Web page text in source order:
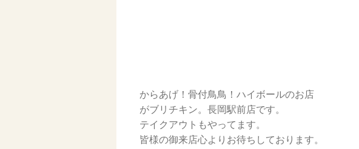
からあげ！骨付鳥鳥！ハイボールのお店
がブリチキン。長岡駅前店です。
テイクアウトもやってます。
皆様の御来店心よりお待ちしております。